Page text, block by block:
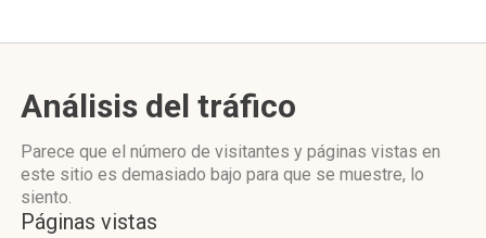
Análisis del tráfico
Parece que el número de visitantes y páginas vistas en
este sitio es demasiado bajo para que se muestre, lo
siento.
Páginas vistas